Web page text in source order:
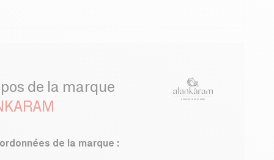
de la marque
de la marque :